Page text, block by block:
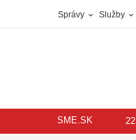
Správy Služby
SME.SK 22